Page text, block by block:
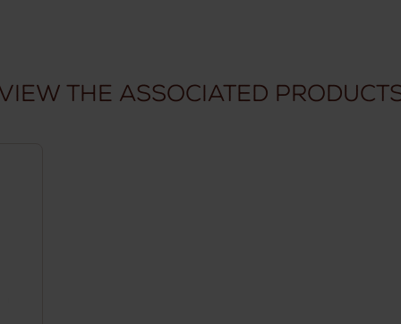
the associated